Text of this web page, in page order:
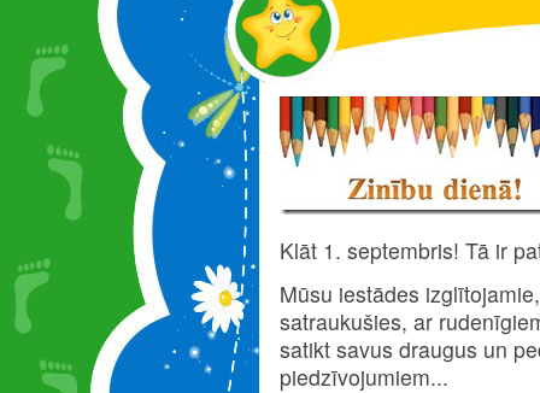
Klāt 1. septembris! Tā ir
Mūsu iestādes
satraukušies, ar
satikt savus draugus un
piedzīvojumiem...